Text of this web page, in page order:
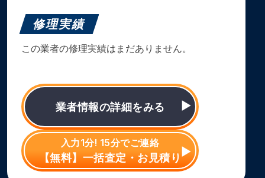
修理実績
この業者の修理実績はまだありません。
業者情報の詳細をみる
入力1分! 15分でご連絡
【無料】一括査定・お見積り